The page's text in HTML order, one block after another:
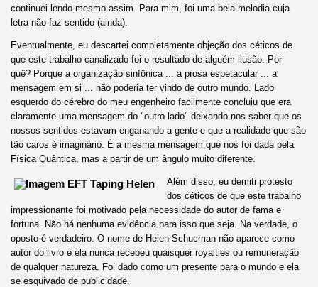
continuei lendo mesmo assim. Para mim, foi uma bela melodia cuja
letra não faz sentido (ainda).
Eventualmente, eu descartei completamente objeção dos céticos de
que este trabalho canalizado foi o resultado de alguém ilusão. Por
quê? Porque a organização sinfônica ... a prosa espetacular ... a
mensagem em si ... não poderia ter vindo de outro mundo. Lado
esquerdo do cérebro do meu engenheiro facilmente concluiu que era
claramente uma mensagem do "outro lado" deixando-nos saber que os
nossos sentidos estavam enganando a gente e que a realidade que são
tão caros é imaginário. É a mesma mensagem que nos foi dada pela
Física Quântica, mas a partir de um ângulo muito diferente.
Além disso, eu demiti protesto
dos céticos de que este trabalho
impressionante foi motivado pela necessidade do autor de fama e
fortuna. Não há nenhuma evidência para isso que seja. Na verdade, o
oposto é verdadeiro. O nome de Helen Schucman não aparece como
autor do livro e ela nunca recebeu quaisquer royalties ou remuneração
de qualquer natureza. Foi dado como um presente para o mundo e ela
se esquivado de publicidade.